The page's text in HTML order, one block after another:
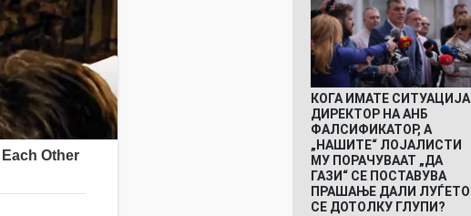
КОГА ИМАТЕ СИТУАЦИЈА
ДИРЕКТОР НА АНБ
ФАЛСИФИКАТОР, А
„НАШИТЕ“ ЛОЈАЛИСТИ
МУ ПОРАЧУВААТ „ДА
ГАЗИ“ СЕ ПОСТАВУВА
ПРАШАЊЕ ДАЛИ ЛУЃЕТО
СЕ ДОТОЛКУ ГЛУПИ?